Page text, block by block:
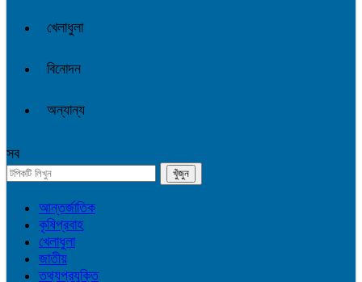
খেলাধুলা
বিনোদন
অন্যান্য
সব
আন্তর্জাতিক
কৃষিপ্রবাহ
খেলাধুলা
জাতীয়
তথ্যপ্রযুক্তি